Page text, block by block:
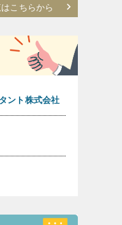
こちらから
ント株式会社